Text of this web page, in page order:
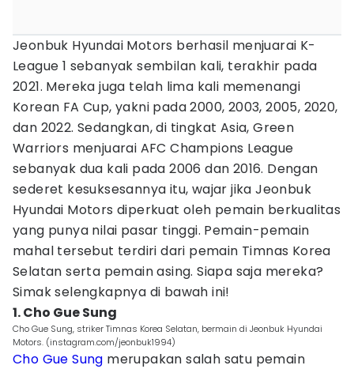
Jeonbuk Hyundai Motors berhasil menjuarai K-
League 1 sebanyak sembilan kali, terakhir pada
2021. Mereka juga telah lima kali memenangi
Korean FA Cup, yakni pada 2000, 2003, 2005, 2020,
dan 2022. Sedangkan, di tingkat Asia, Green
Warriors menjuarai AFC Champions League
sebanyak dua kali pada 2006 dan 2016. Dengan
sederet kesuksesannya itu, wajar jika Jeonbuk
Hyundai Motors diperkuat oleh pemain berkualitas
yang punya nilai pasar tinggi. Pemain-pemain
mahal tersebut terdiri dari pemain Timnas Korea
Selatan serta pemain asing. Siapa saja mereka?
Simak selengkapnya di bawah ini!
1. Cho Gue Sung
Cho Gue Sung, striker Timnas Korea Selatan, bermain di Jeonbuk Hyundai
Motors. (instagram.com/jeonbuk1994)
Cho Gue Sung merupakan salah satu pemain